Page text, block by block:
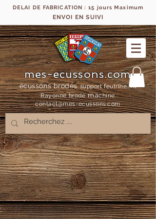
DELAI DE FABRICATION : 15 jours Maximum
ENVOI EN SUIVI
mes-ecussons.com
écussons brodés support feutrine, fil
Rayonne brodémachine
contact@mes-ecussons.com